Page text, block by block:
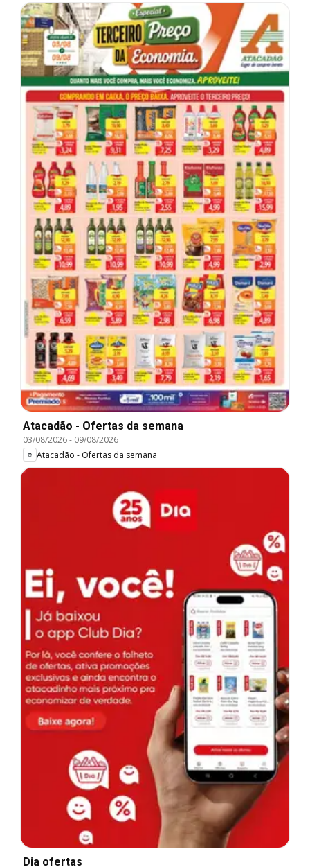
Atacadão - Ofertas da semana
03/08/2026- 09/08/2026
Atacadão - Ofertas da semana
Dia ofertas